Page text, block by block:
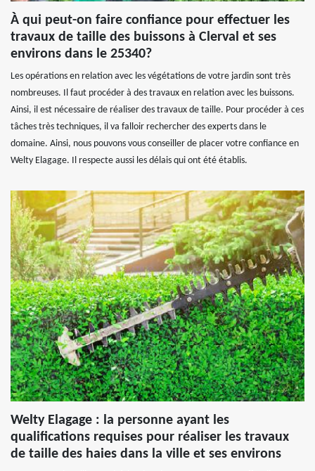
À qui peut-on faire confiance pour effectuer les
travaux de taille des buissons à Clerval et ses
environs dans le 25340?
Les opérations en relation avec les végétations de votre jardin sont très
nombreuses. Il faut procéder à des travaux en relation avec les buissons.
Ainsi, il est nécessaire de réaliser des travaux de taille. Pour procéder à ces
tâches très techniques, il va falloir rechercher des experts dans le
domaine. Ainsi, nous pouvons vous conseiller de placer votre confiance en
Welty Elagage. Il respecte aussi les délais qui ont été établis.
Welty Elagage : la personne ayant les
qualifications requises pour réaliser les travaux
de taille des haies dans la ville et ses environs